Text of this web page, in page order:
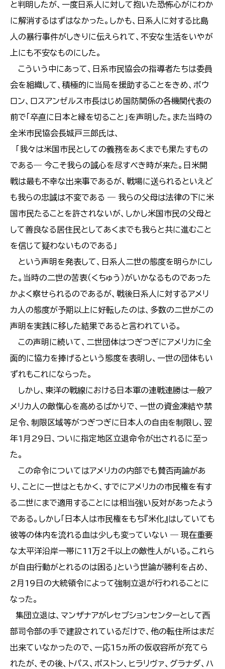
と判明したが、一度日系人に対して抱いた恐怖心がにわか
に解消するはずはなかった。しかも、日系人に対する比島
人の暴行事件がしきりに伝えられて、不安な生活をいやが
上にも不安なものにした。
こういう中にあって、日系市民協会の指導者たちは委員
会を組織して、積極的に当局を援助することをきめ、ボウ
ロン、ロスアンゼルス市長はじめ国防関係の各機関代表の
前で「卒直に日本と縁を切ること」を声明した。また当時の
全米市民協会長城戸三郎氏は、
「我々は米国市民としての義務をあくまでも果たすもの
である― 今こそ我らの誠心を尽すべき時が来た。日米開
戦は最も不幸な出来事であるが、戦場に送られるといえど
も我らの忠誠は不変である ― 我らの父母は法律の下に米
国市民たることを許されないが、しかし米国市民の父母と
して善良なる居住民としてあくまでも我らと共に進むこと
を信じて疑わないものである」
という声明を発表して、日系人二世の態度を明らかにし
た。当時の二世の苦衷（くちゅう）がいかなるものであった
かよく察せられるのであるが、戦後日系人に対するアメリ
カ人の態度が予期以上に好転したのは、多数の二世がこの
声明を実践に移した結果であると言われている。
この声明に続いて、二世団体はつぎつぎにアメリカに全
面的に協力を捧げるという態度を表明し、一世の団体もい
ずれもこれにならった。
しかし、東洋の戦線における日本軍の連戦連勝は一般ア
メリカ人の敵愾心を高めるばかりで、一世の資金凍結や禁
足令、制限区域等がつぎつぎに日本人の自由を制限し、翌
年1月29日、ついに指定地区立退命令が出されるに至っ
た。
この命令についてはアメリカの内部でも賛否両論があ
り、ことに一世はともかく、すでにアメリカの市民権を有す
る二世にまで適用することには相当強い反対があったよう
である。しかし「日本人は市民権をもち『米化』はしていても
彼等の体内を流れる血は少しも変っていない ― 現在重要
な太平洋沿岸一帯に11万2千以上の敵性人がいる。これら
が自由行動がとれるのは困る」という世論が勝利を占め、
2月19日の大統領令によって強制立退が行われることに
なった。
集団立退は、マンザナアがレセプションセンターとして西
部司令部の手で建設されているだけで、他の転住所はまだ
出来ていなかったので、一応15ヵ所の仮収容所が充てら
れたが、その後、トパス、ポストン、ヒラリヴァ、グラナダ、ハ